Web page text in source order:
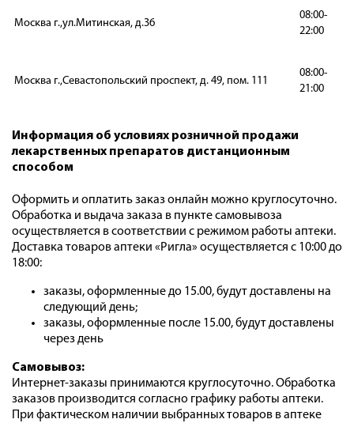
Москва г.,ул.Митинская, д.36
08:00-
22:00
Москва г.,Севастопольский проспект, д. 49, пом. 111
08:00-
21:00
Информация об условиях розничной продажи
лекарственных препаратов дистанционным
способом
Оформить и оплатить заказ онлайн можно круглосуточно.
Обработка и выдача заказа в пункте самовывоза
осуществляется в соответствии с режимом работы аптеки.
Доставка товаров аптеки «Ригла» осуществляется с 10:00 до
18:00:
заказы, оформленные до 15.00, будут доставлены на
следующий день;
заказы, оформленные после 15.00, будут доставлены
через день
Самовывоз:
Интернет-заказы принимаются круглосуточно. Обработка
заказов производится согласно графику работы аптеки.
При фактическом наличии выбранных товаров в аптеке